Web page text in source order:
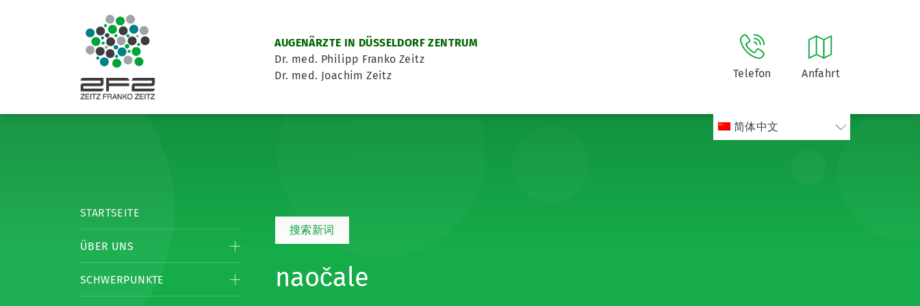
AUGENÄRZTE IN DÜSSELDORF ZENTRUM
Dr. med. Philipp Franko Zeitz
Dr. med. Joachim Zeitz
Telefon Anfahrt
简体中文
STARTSEITE
ÜBER UNS
SCHWERPUNKTE
搜索新词
naočale